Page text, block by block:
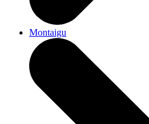
Montaigu